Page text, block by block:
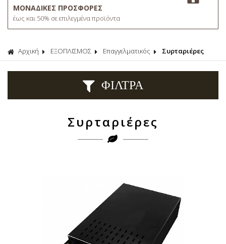
ΜΟΝΑΔΙΚΕΣ ΠΡΟΣΦΟΡΕΣ
έως και 50% σε επιλεγμένα προϊόντα
Αρχική ΕΞΟΠΛΙΣΜΟΣ Επαγγελματικός Συρταριέρες
ΦΙΛΤΡΑ
Συρταριέρες